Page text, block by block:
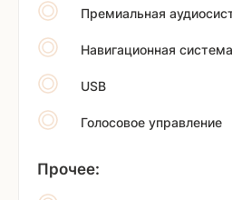
Премиальная
Навигационная система
USB
Голосовое управление
Прочее: